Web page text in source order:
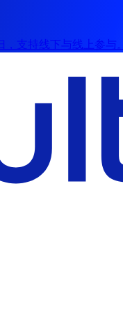
支持线下与线上参与。